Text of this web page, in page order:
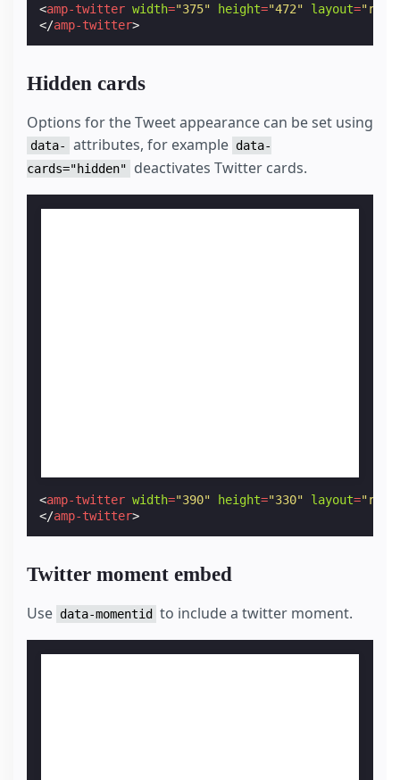
<amp-twitter width="375" height="472" layout=
</amp-twitter>
Hidden cards
Options for the Tweet appearance can be set using
data- attributes, for example data-
cards="hidden"
deactivates Twitter cards.
<amp-twitter width="390" height="330" layout=
</amp-twitter>
Twitter moment embed
Use data-momentid to include a twitter moment.